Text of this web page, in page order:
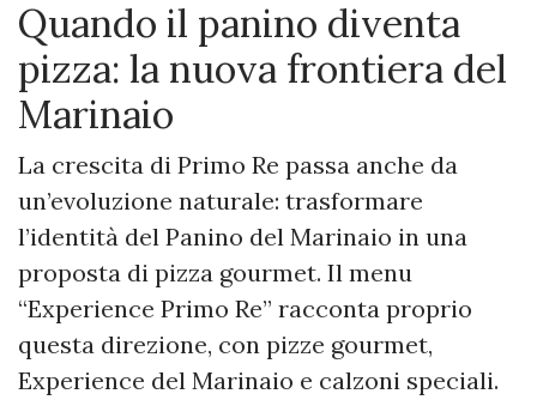
Quando il panino diventa
pizza: la nuova frontiera del
Marinaio
La crescita di Primo Re passa anche da
un’evoluzione naturale: trasformare
l’identità del Panino del Marinaio in una
proposta di pizza gourmet. Il menu
“Experience Primo Re” racconta proprio
questa direzione, con pizze gourmet,
Experience del Marinaio e calzoni speciali.